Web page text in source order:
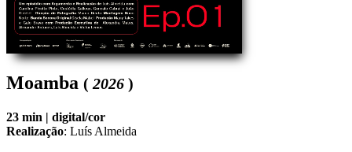
Moamba ( 2026 )
23 min | digital/cor
Realização: Luís Almeida